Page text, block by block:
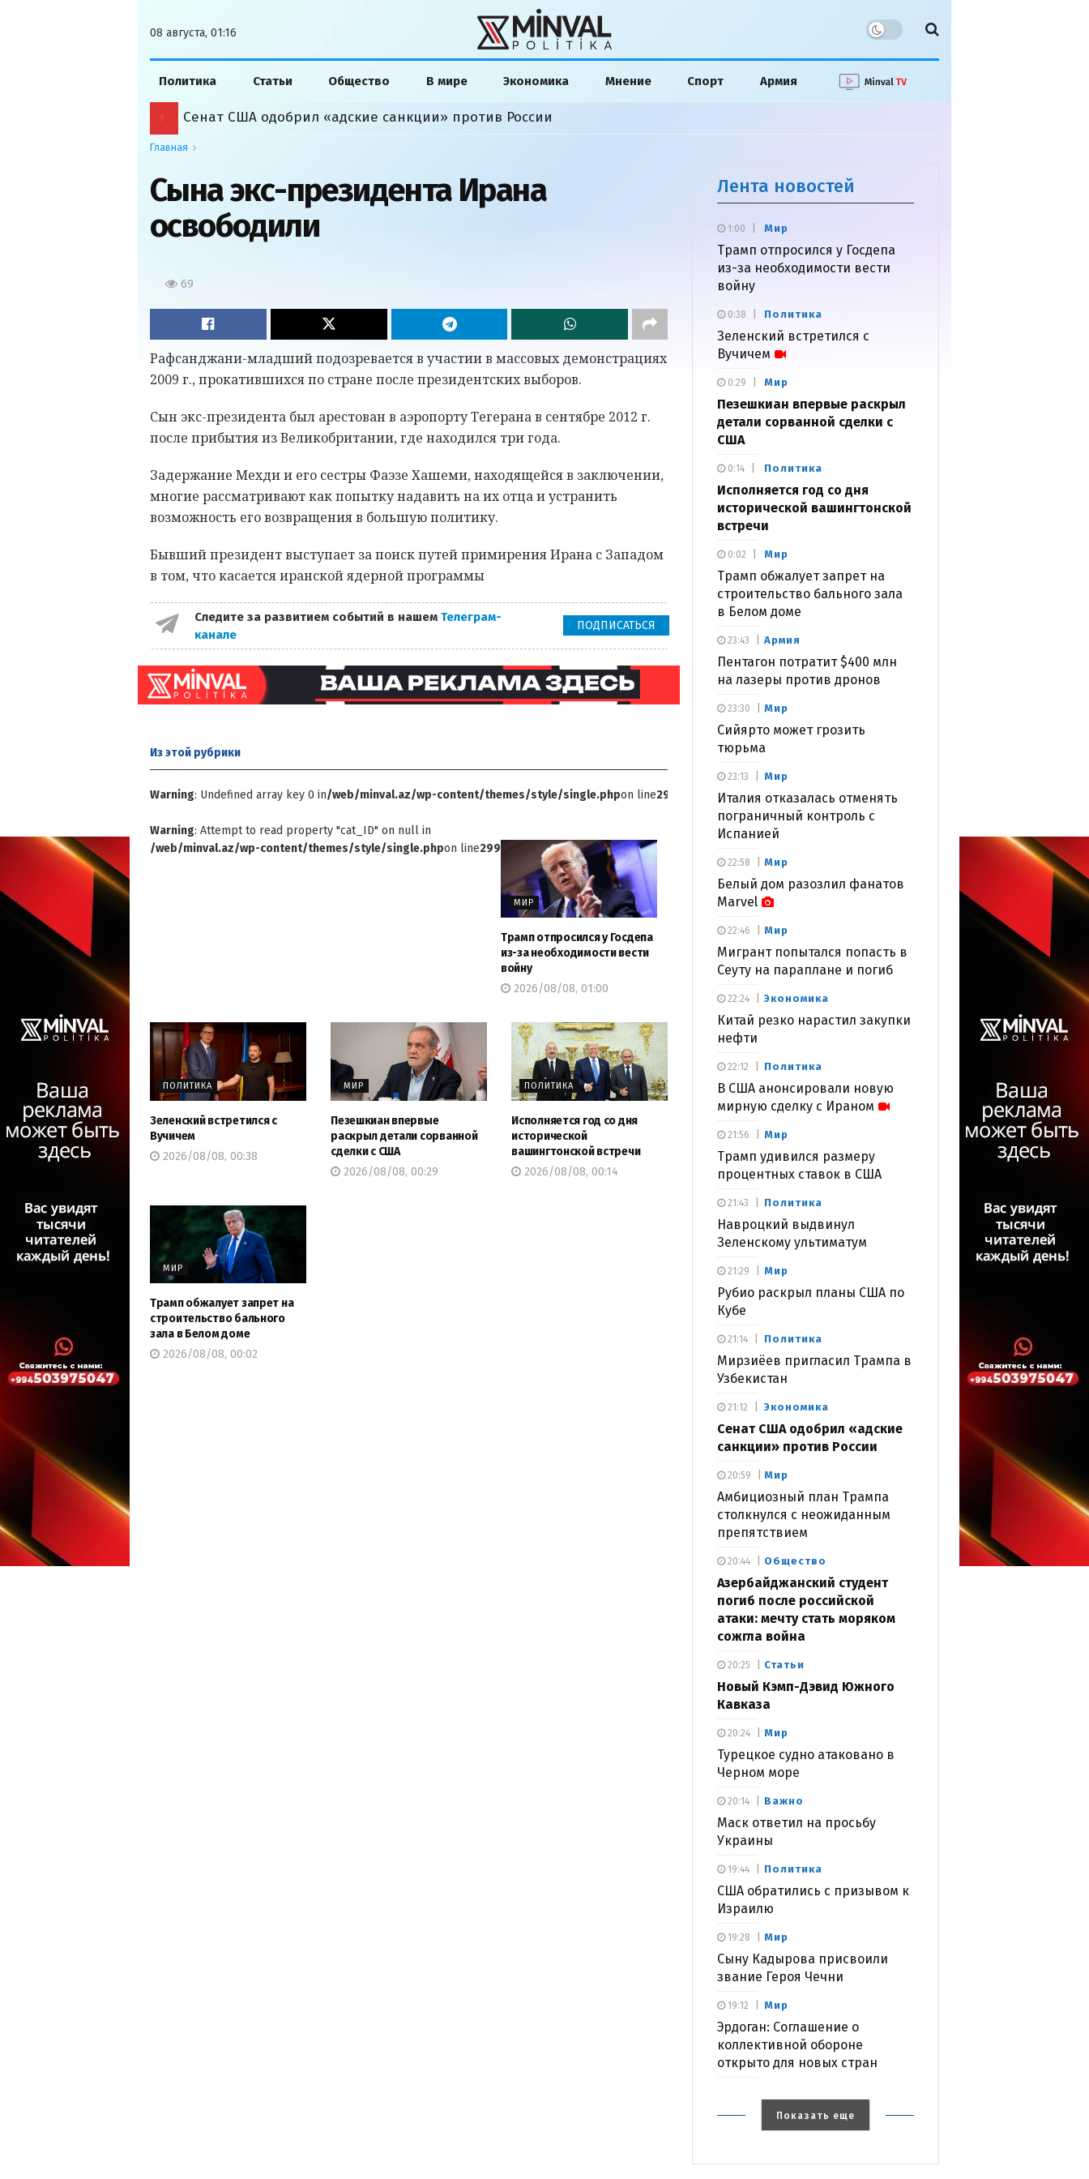
08 августа, 01:16
Политика Статьи Общество В мире Экономика Мнение Спорт Армия
Сенат США одобрил «адские санкции» против России
Главная
Сына экс-президента Ирана
освободили
69
Рафсанджани-младший подозревается в участии в массовых демонстрациях
2009 г., прокатившихся по стране после президентских выборов.
Сын экс-президента был арестован в аэропорту Тегерана в сентябре 2012 г.
после прибытия из Великобритании, где находился три года.
Задержание Мехди и его сестры Фаэзе Хашеми, находящейся в заключении,
многие рассматривают как попытку надавить на их отца и устранить
возможность его возвращения в большую политику.
Бывший президент выступает за поиск путей примирения Ирана с Западом
в том, что касается иранской ядерной программы
Следите за развитием событий в нашем Телеграм-
канале
ПОДПИСАТЬСЯ
Из этой рубрики
Warning: Undefined array key 0 in/web/minval.az/wp-content/themes/style/single.phpon line299
Warning: Attempt to read property "cat_ID" on null in
/web/minval.az/wp-content/themes/style/single.phpon line299
МИР
Трамп отпросился у Госдепа
из-за необходимости вести
войну
2026/08/08, 01:00
ПОЛИТИКА
Зеленский встретился с
Вучичем
2026/08/08, 00:38
МИР
Пезешкиан впервые
раскрыл детали сорванной
сделки с США
2026/08/08, 00:29
ПОЛИТИКА
Исполняется год со дня
исторической
вашингтонской встречи
2026/08/08, 00:14
МИР
Трамп обжалует запрет на
строительство бального
зала в Белом доме
2026/08/08, 00:02
Лента новостей
Мир
Трамп отпросился у Госдепа
из-за необходимости вести
войну
1:00
Политика
Зеленский встретился с
Вучичем
0:38
Мир
Пезешкиан впервые раскрыл
детали сорванной сделки с
США
0:29
Политика
Исполняется год со дня
исторической вашингтонской
встречи
0:14
Мир
Трамп обжалует запрет на
строительство бального зала
в Белом доме
0:02
Армия
Пентагон потратит $400 млн
на лазеры против дронов
23:43
Мир
Сийярто может грозить
тюрьма
23:30
Мир
Италия отказалась отменять
пограничный контроль с
Испанией
23:13
Мир
Белый дом разозлил фанатов
Marvel
22:58
Мир
Мигрант попытался попасть в
Сеуту на параплане и погиб
22:46
Экономика
Китай резко нарастил закупки
нефти
22:24
Политика
В США анонсировали новую
мирную сделку с Ираном
22:12
Мир
Трамп удивился размеру
процентных ставок в США
21:56
Политика
Навроцкий выдвинул
Зеленскому ультиматум
21:43
Мир
Рубио раскрыл планы США по
Кубе
21:29
Политика
Мирзиёев пригласил Трампа в
Узбекистан
21:14
Экономика
Сенат США одобрил «адские
санкции» против России
21:12
Мир
Амбициозный план Трампа
столкнулся с неожиданным
препятствием
20:59
Общество
Азербайджанский студент
погиб после российской
атаки: мечту стать моряком
сожгла война
20:44
Статьи
Новый Кэмп-Дэвид Южного
Кавказа
20:25
Мир
Турецкое судно атаковано в
Черном море
20:24
Важно
Маск ответил на просьбу
Украины
20:14
Политика
США обратились с призывом к
Израилю
19:44
Мир
Сыну Кадырова присвоили
звание Героя Чечни
19:28
Мир
Эрдоган: Соглашение о
коллективной обороне
открыто для новых стран
19:12
Показать еще